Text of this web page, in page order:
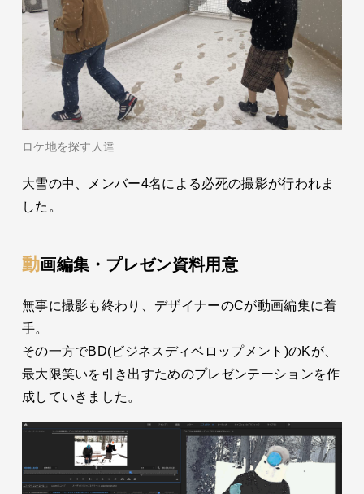
ロケ地を探す人達
大雪の中、メンバー4名による必死の撮影が行われま
した。
動画編集・プレゼン資料用意
無事に撮影も終わり、デザイナーのCが動画編集に着
手。
その一方でBD(ビジネスディベロップメント)のKが、
最大限笑いを引き出すためのプレゼンテーションを作
成していきました。